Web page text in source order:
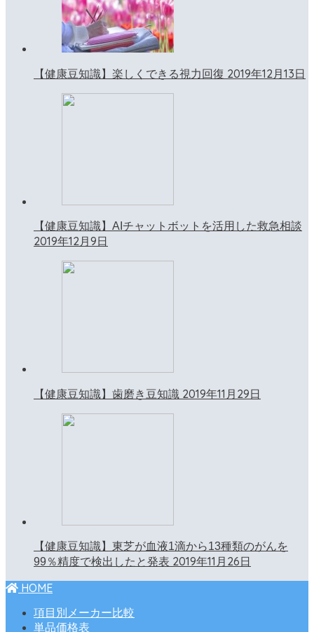
【健康豆知識】楽しくできる視力回復 2019年12月13日
【健康豆知識】AIチャットボットを活用した救急相談
2019年12月9日
【健康豆知識】歯磨き豆知識 2019年11月29日
【健康豆知識】東芝が血液1滴から13種類のがんを
99％精度で検出したと発表 2019年11月26日
HOME
項目別メーカー比較
単品価格表